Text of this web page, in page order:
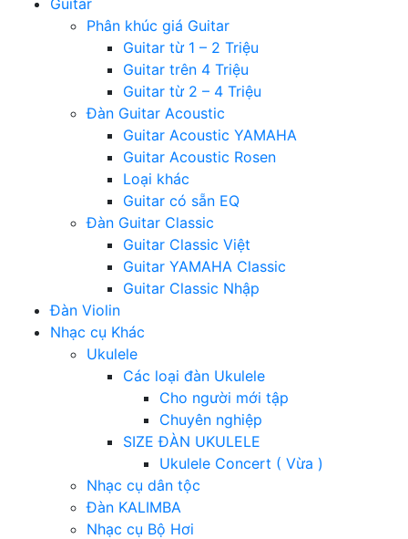
Guitar
Phân khúc giá Guitar
Guitar từ 1 – 2 Triệu
Guitar trên 4 Triệu
Guitar từ 2 – 4 Triệu
Đàn Guitar Acoustic
Guitar Acoustic YAMAHA
Guitar Acoustic Rosen
Loại khác
Guitar có sẵn EQ
Đàn Guitar Classic
Guitar Classic Việt
Guitar YAMAHA Classic
Guitar Classic Nhập
Đàn Violin
Nhạc cụ Khác
Ukulele
Các loại đàn Ukulele
Cho người mới tập
Chuyên nghiệp
SIZE ĐÀN UKULELE
Ukulele Concert ( Vừa )
Nhạc cụ dân tộc
Đàn KALIMBA
Nhạc cụ Bộ Hơi